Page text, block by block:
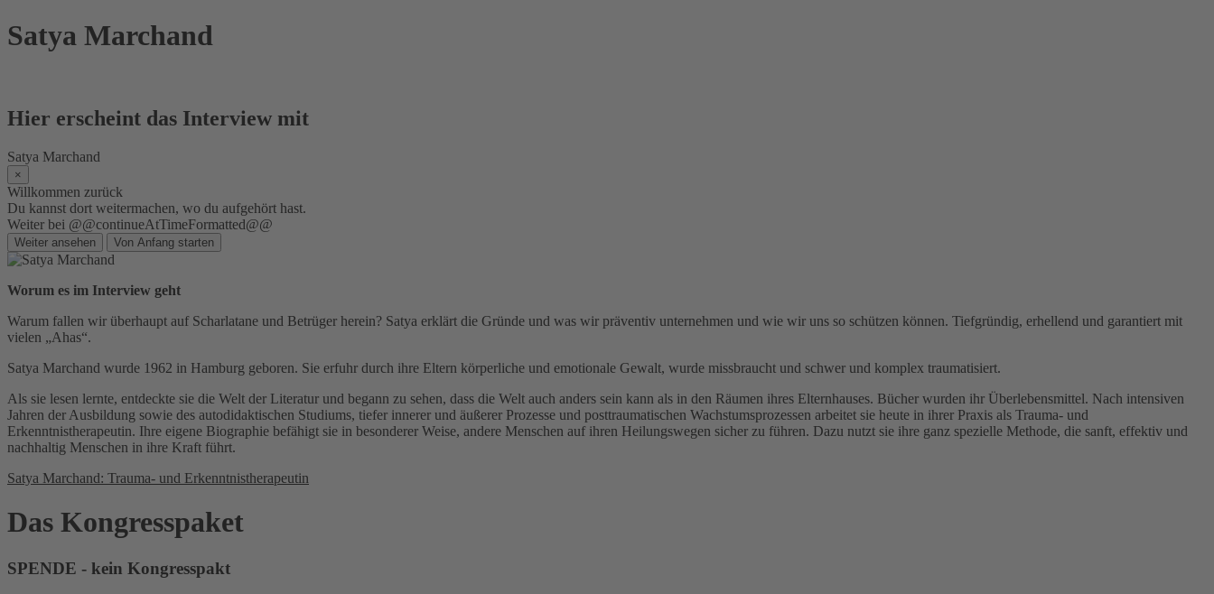
Skip
to
Satya Marchand
Hier erscheint das Interview mit
Satya Marchand
×
Willkommen zurück
Du kannst dort weitermachen, wo du aufgehört hast.
Weiter bei @@continueAtTimeFormatted@@
Weiter ansehen Von Anfang starten
Worum es im Interview geht
Warum fallen wir überhaupt auf Scharlatane und Betrüger herein? Satya erklärt die Gründe und was wir präventiv unternehmen und wie wir uns so schützen können. Tiefgründig, erhellend und garantiert mit
vielen „Ahas“.
Satya Marchand wurde 1962 in Hamburg geboren. Sie erfuhr durch ihre Eltern körperliche und emotionale Gewalt, wurde missbraucht und schwer und komplex traumatisiert.
Als sie lesen lernte, entdeckte sie die Welt der Literatur und begann zu sehen, dass die Welt auch anders sein kann als in den Räumen ihres Elternhauses. Bücher wurden ihr Überlebensmittel. Nach intensiven
Jahren der Ausbildung sowie des autodidaktischen Studiums, tiefer innerer und äußerer Prozesse und posttraumatischen Wachstumsprozessen arbeitet sie heute in ihrer Praxis als Trauma- und
Erkenntnistherapeutin. Ihre eigene Biographie befähigt sie in besonderer Weise, andere Menschen auf ihren Heilungswegen sicher zu führen. Dazu nutzt sie ihre ganz spezielle Methode, die sanft, effektiv und
nachhaltig Menschen in ihre Kraft führt.
Satya Marchand: Trauma- und Erkenntnistherapeutin
Das Kongresspaket
SPENDE - kein Kongresspakt